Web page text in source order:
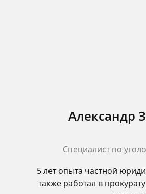
Александр
Специалист по
5 лет опыта частной
также работал в